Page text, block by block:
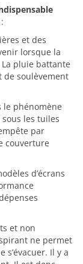
et des
lorsque la
pluie battante
de soulèvement
le phénomène
les tuiles
par
couverture
d’écrans
et non
ne permet
s’évacuer. Il y a